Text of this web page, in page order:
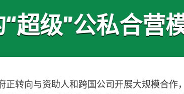
超级”公私合营
正转向与资助人和跨国公司开展大规模合